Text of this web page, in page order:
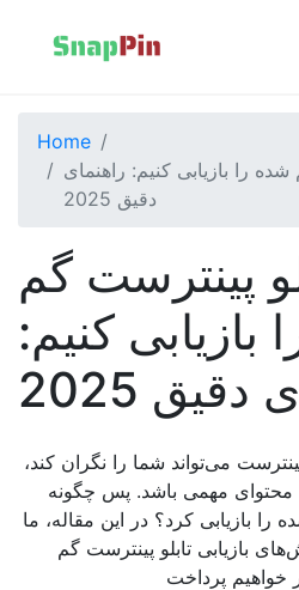
Home
را بازیابی کنیم: راهنمای
دقیق 2025
پینترست گم
بازیابی کنیم:
2025
می‌تواند شما را نگران کند،
محتوای مهمی باشد. پس چگونه
را بازیابی کرد؟ در این مقاله، ما
بازیابی تابلو پینترست گم